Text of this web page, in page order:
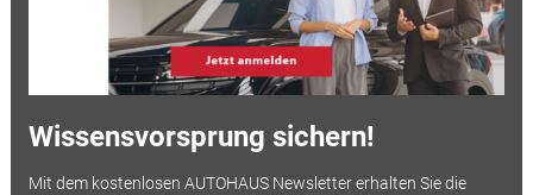
Wissensvorsprung sichern!
Mit dem kostenlosen AUTOHAUS Newsletter erhalten Sie die